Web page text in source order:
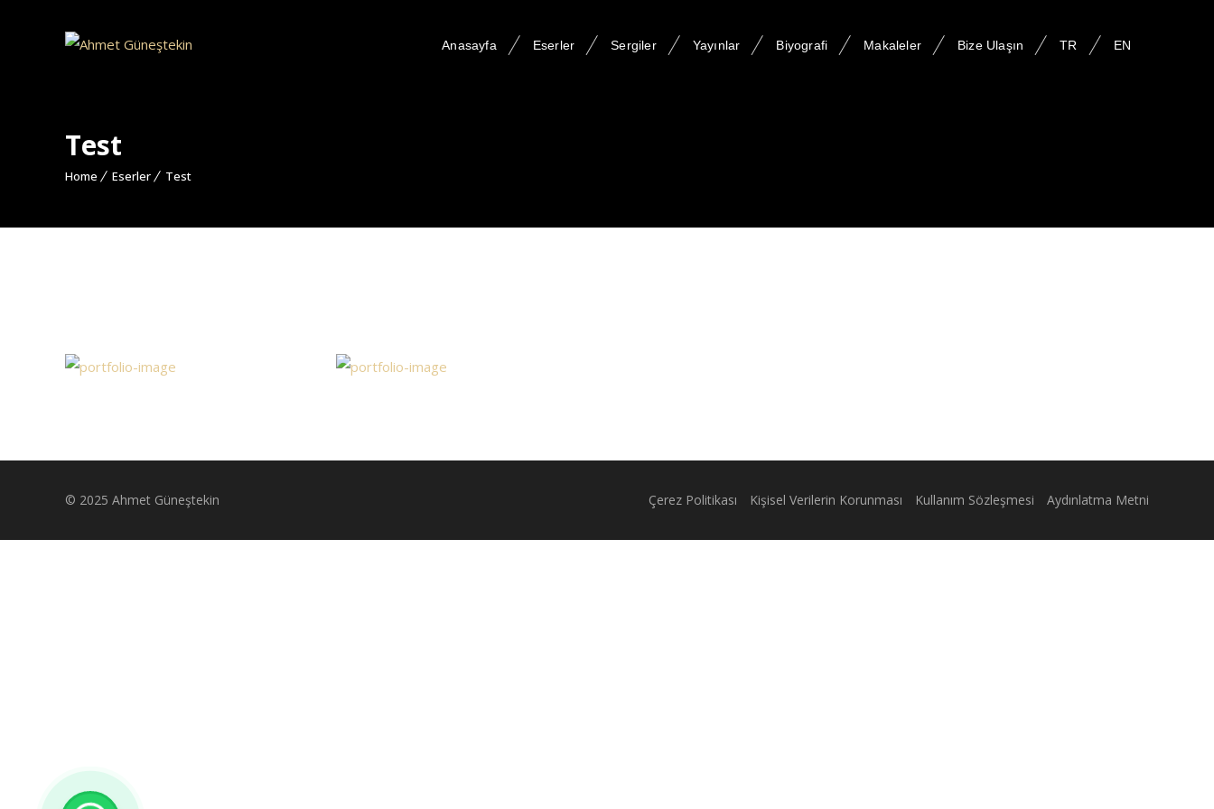
Anasayfa Eserler Sergiler Yayınlar Biyografi Makaleler Bize Ulaşın TR EN
Test
Home Eserler Test
© 2025 Ahmet Güneştekin Çerez Politikası Kişisel Verilerin Korunması Kullanım Sözleşmesi Aydınlatma Metni